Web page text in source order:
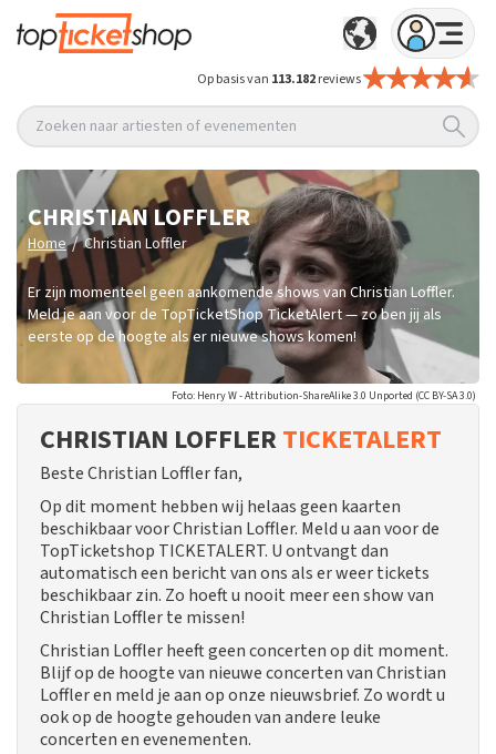
Op basis van 113.182reviews
Zoeken naar artiesten of evenementen
CHRISTIAN LOFFLER
Home / Christian Loffler
Er zijn momenteel geen aankomende shows van Christian Loffler.
Meld je aan voor de TopTicketShop TicketAlert — zo ben jij als
eerste op de hoogte als er nieuwe shows komen!
Foto: Henry W - Attribution-ShareAlike 3.0 Unported (CC BY-SA 3.0)
CHRISTIAN LOFFLER TICKETALERT
Beste Christian Loffler fan,
Op dit moment hebben wij helaas geen kaarten
beschikbaar voor Christian Loffler. Meld u aan voor de
TopTicketshop TICKETALERT. U ontvangt dan
automatisch een bericht van ons als er weer tickets
beschikbaar zin. Zo hoeft u nooit meer een show van
Christian Loffler te missen!
Christian Loffler heeft geen concerten op dit moment.
Blijf op de hoogte van nieuwe concerten van Christian
Loffler en meld je aan op onze nieuwsbrief. Zo wordt u
ook op de hoogte gehouden van andere leuke
concerten en evenementen.